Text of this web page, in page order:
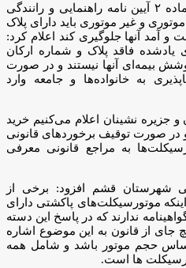
سرهنگ دوم ملایی با بیان اینکه ماده ۲ آیین نامه راهنمایی و رانندگی
و غیر موتوری باید دارای پلاک
آمد آنها جلوگیری کند اعلام کرد:
یادشده فاقد پلاک و شماره ارکان
بیمه‌ای آنها نیستند و در صورت
به خانواده‌ها و جامعه وارد
جزیره نشینان اعلام می‌کنیم خرید
و در صورت توقیف برخوردهای قانونی
به مراجع قانونی معرفی
شهرستان قشم افزود: برخی از
موتورسیکلت‌های پاکشتی دارای
ندارند که در پاسخ این دسته
جای از قانون به این موضوع اشاره
اساس حجم موتور باشد و شامل همه
ها است.